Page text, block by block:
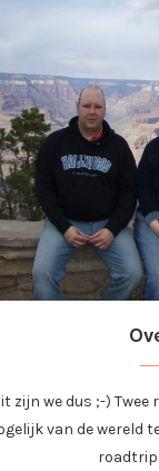
zijn we dus ;-) Twee
van de wereld